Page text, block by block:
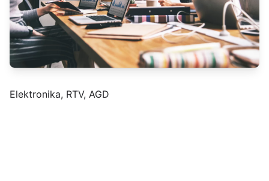
Elektronika, RTV, AGD